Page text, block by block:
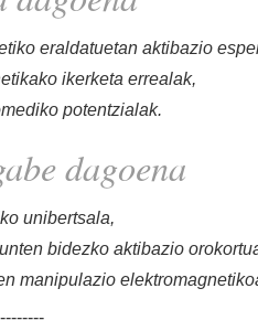
eraldatuetan aktibazio
ikerketa errealak,
potentzialak.
dagoena
unibertsala,
bidezko aktibazio
manipulazio